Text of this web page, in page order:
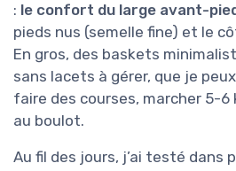
: le confort du large avant-
pieds nus (semelle fine) et le
En gros, des baskets
sans lacets à gérer, que je
faire des courses, marcher 5-
au boulot.
Au fil des jours, j’ai testé dans